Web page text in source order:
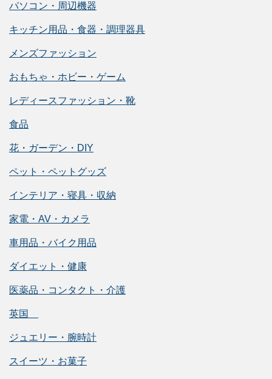
パソコン・周辺機器
キッチン用品・食器・調理器具
メンズファッション
おもちゃ・ホビー・ゲーム
レディースファッション・靴
食品
花・ガーデン・DIY
ペット・ペットグッズ
インテリア・寝具・収納
家電・AV・カメラ
車用品・バイク用品
ダイエット・健康
医薬品・コンタクト・介護
英国
ジュエリー・腕時計
スイーツ・お菓子